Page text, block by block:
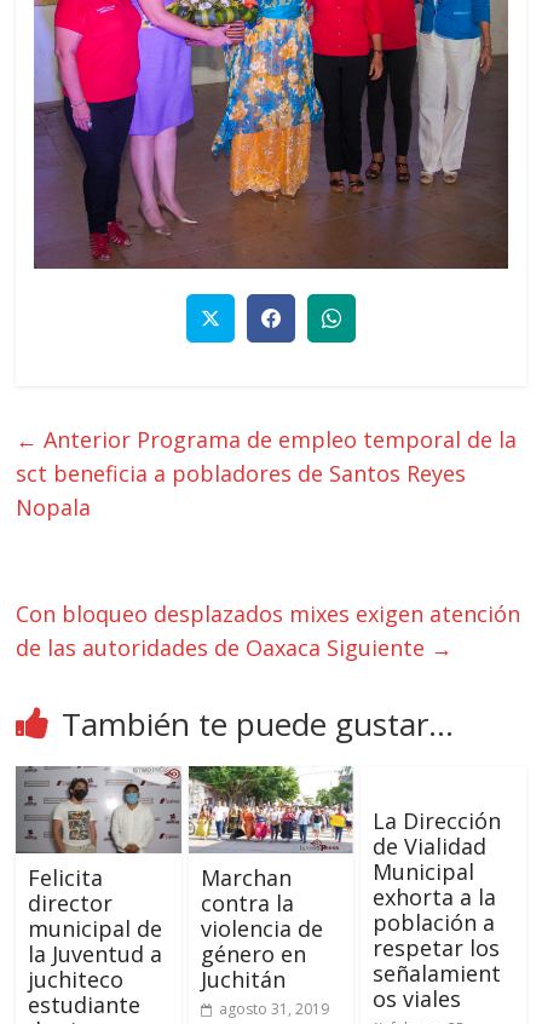
← Anterior Programa de empleo temporal de la
sct beneficia a pobladores de Santos Reyes
Nopala
Con bloqueo desplazados mixes exigen atención
de las autoridades de Oaxaca Siguiente →
También te puede gustar...
Felicita
director
municipal de
la Juventud a
juchiteco
estudiante
Marchan
contra la
violencia de
género en
Juchitán
agosto 31, 2019
La Dirección
de Vialidad
Municipal
exhorta a la
población a
respetar los
señalamient
os viales